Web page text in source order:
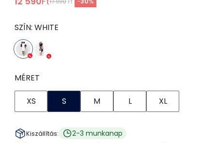
SZÍN: WHITE
MÉRET
XS S M L XL
Kiszállítás:
2-3 munkanap